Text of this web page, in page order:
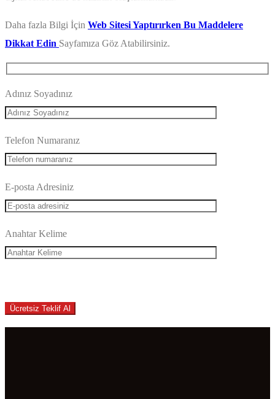
Daha fazla Bilgi İçin Web Sitesi Yaptırırken Bu Maddelere
Dikkat Edin Sayfamıza Göz Atabilirsiniz.
Adınız Soyadınız
Telefon Numaranız
E-posta Adresiniz
Anahtar Kelime